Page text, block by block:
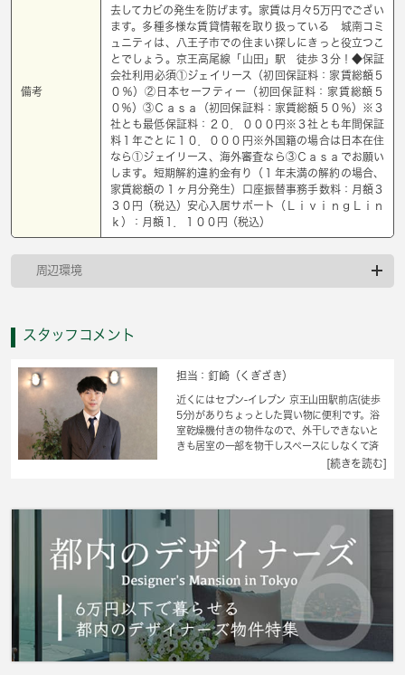
備考
去してカビの発生を防げます。家賃は月々5万円でござい
ます。多種多様な賃貸情報を取り扱っている 城南コミ
ュニティは、八王子市での住まい探しにきっと役立つこ
とでしょう。京王高尾線「山田」駅 徒歩３分！◆保証
会社利用必須①ジェイリース（初回保証料：家賃総額５
０％）②日本セーフティー（初回保証料：家賃総額５
０％）③Ｃａｓａ（初回保証料：家賃総額５０％）※３
社とも最低保証料：２０．０００円※３社とも年間保証
料１年ごとに１０．０００円※外国籍の場合は日本在住
なら①ジェイリース、海外審査なら③Ｃａｓａでお願い
します。短期解約違約金有り（１年未満の解約の場合、
家賃総額の１ヶ月分発生）口座振替事務手数料：月額３
３０円（税込）安心入居サポート（ＬｉｖｉｎｇＬｉｎ
ｋ）：月額１．１００円（税込）
周辺環境
スタッフコメント
担当：釘崎（くぎざき）
近くにはセブン‐イレブン 京王山田駅前店(徒歩
5分)がありちょっとした買い物に便利です。浴
室乾燥機付きの物件なので、外干しできないと
きも居室の一部を物干しスペースにしなくて済
みます。収納はウォークインクロゼット・シュ
確認し、インターホンを通じて室内から会話す
件です。八王子市エリアのことなら、地域に特
化した当社にお問い合わせを。確かな地域情報
と賃貸情報をご提供いたしますので、ご安心し
て住まい探しをお任せ下さい。
[続きを読む]